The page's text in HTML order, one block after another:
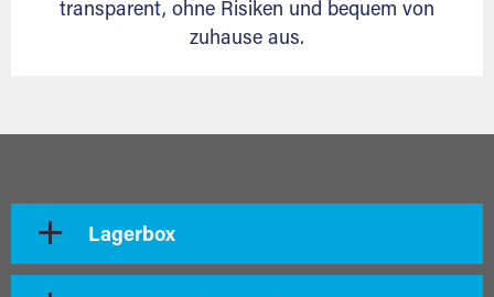
transparent, ohne Risiken und bequem von
zuhause aus.
Lagerbox